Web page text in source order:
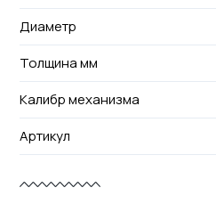
Диаметр
Толщина мм
Калибр механизма
Артикул